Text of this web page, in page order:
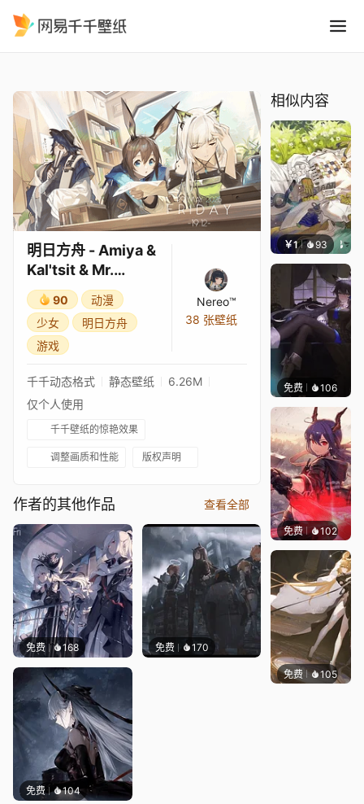
明日方舟 - Amiya &
Kal'tsit & Mr.
Nothing
90
动漫
少女
明日方舟
游戏
Nereo™
38 张壁纸
千千动态格式 静态壁纸
6.26M
仅个人使用
千千壁纸的惊艳效果
调整画质和性能 版权声明
作者的其他作品 查看全部
免费 168 免费 170
免费 104
相似内容
￥1 93 冷鸟
免费 106
免费 102Kyllar
免费 105